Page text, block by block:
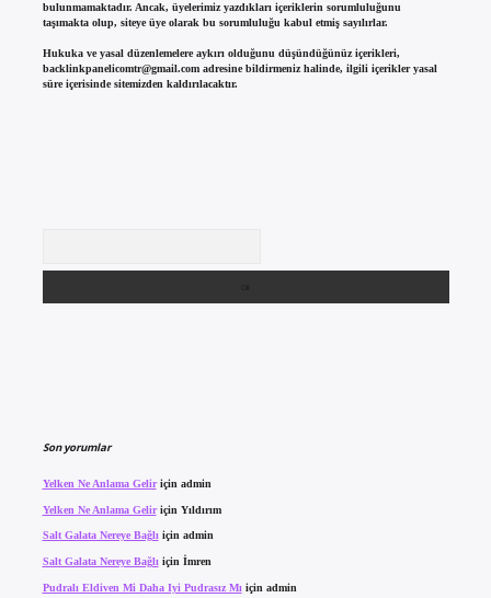
bulunmamaktadır. Ancak, üyelerimiz yazdıkları içeriklerin sorumluluğunu
taşımakta olup, siteye üye olarak bu sorumluluğu kabul etmiş sayılırlar.
Hukuka ve yasal düzenlemelere aykırı olduğunu düşündüğünüz içerikleri,
backlinkpanelicomtr@gmail.comadresine bildirmeniz halinde, ilgili içerikler yasal
süre içerisinde sitemizden kaldırılacaktır.
Son yorumlar
Yelken Ne Anlama Geliriçin admin
Yelken Ne Anlama Geliriçin Yıldırım
Salt Galata Nereye Bağlıiçin admin
Salt Galata Nereye Bağlı için İmren
Pudralı Eldiven Mi Daha Iyi Pudrasız Mı için admin